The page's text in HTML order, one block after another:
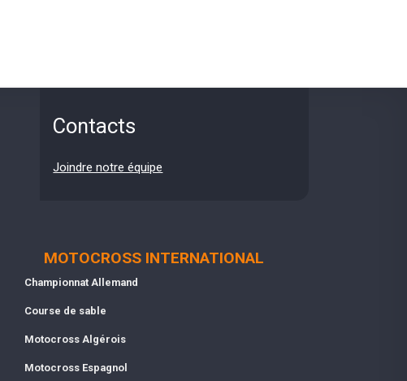
Contacts
Joindre notre équipe
MOTOCROSS INTERNATIONAL
Championnat Allemand
Course de sable
Motocross Algérois
Motocross Espagnol